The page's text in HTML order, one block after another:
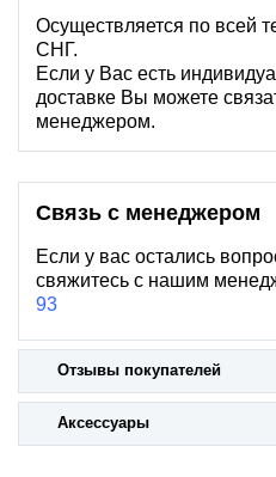
Осуществляется по всей
СНГ.
Если у Вас есть
доставке Вы можете
менеджером.
Связь с менеджером
Если у вас остались
свяжитесь с нашим
93
Отзывы покупателей
Аксессуары